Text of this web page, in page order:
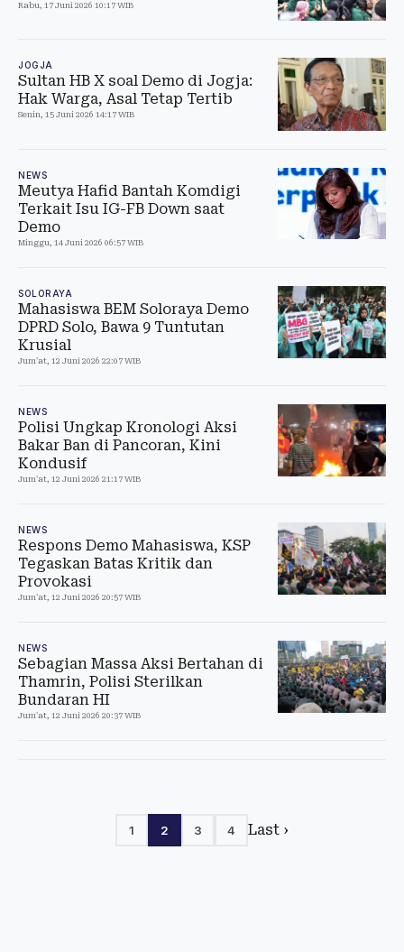
Rabu, 17 Juni 2026 10:17 WIB
JOGJA
Sultan HB X soal Demo di Jogja:
Hak Warga, Asal Tetap Tertib
Senin, 15 Juni 2026 14:17 WIB
NEWS
Meutya Hafid Bantah Komdigi
Terkait Isu IG-FB Down saat
Demo
Minggu, 14 Juni 2026 06:57 WIB
SOLORAYA
Mahasiswa BEM Soloraya Demo
DPRD Solo, Bawa 9 Tuntutan
Krusial
Jum'at, 12 Juni 2026 22:07 WIB
NEWS
Polisi Ungkap Kronologi Aksi
Bakar Ban di Pancoran, Kini
Kondusif
Jum'at, 12 Juni 2026 21:17 WIB
NEWS
Respons Demo Mahasiswa, KSP
Tegaskan Batas Kritik dan
Provokasi
Jum'at, 12 Juni 2026 20:57 WIB
NEWS
Sebagian Massa Aksi Bertahan di
Thamrin, Polisi Sterilkan
Bundaran HI
Jum'at, 12 Juni 2026 20:37 WIB
1 2 3 4 Last ›